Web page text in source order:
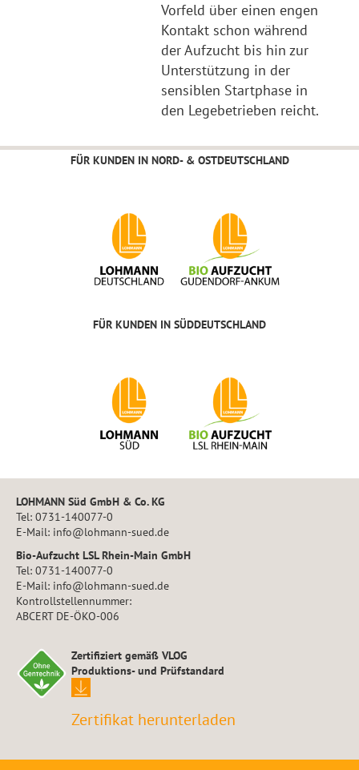
Vorfeld über einen engen
Kontakt schon während
der Aufzucht bis hin zur
Unterstützung in der
sensiblen Startphase in
den Legebetrieben reicht.
FÜR KUNDEN IN NORD- & OSTDEUTSCHLAND
FÜR KUNDEN IN SÜDDEUTSCHLAND
LOHMANN Süd GmbH & Co. KG
Tel: 0731-140077-0
E-Mail: info@lohmann-sued.de
Bio-Aufzucht LSL Rhein-Main GmbH
Tel: 0731-140077-0
E-Mail: info@lohmann-sued.de
Kontrollstellennummer:
ABCERT DE-ÖKO-006
Zertifiziert gemäß VLOG
Produktions- und Prüfstandard
Zertifikat herunterladen